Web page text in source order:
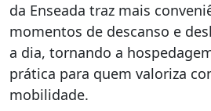
da Enseada traz mais
momentos de descanso e
a dia, tornando a
prática para quem valoriza
mobilidade.